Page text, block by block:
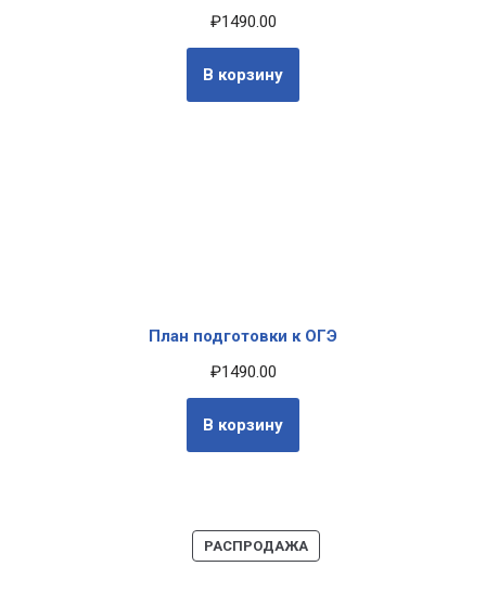
₽1490.00
В корзину
План подготовки к ОГЭ
₽1490.00
В корзину
РАСПРОДАЖА